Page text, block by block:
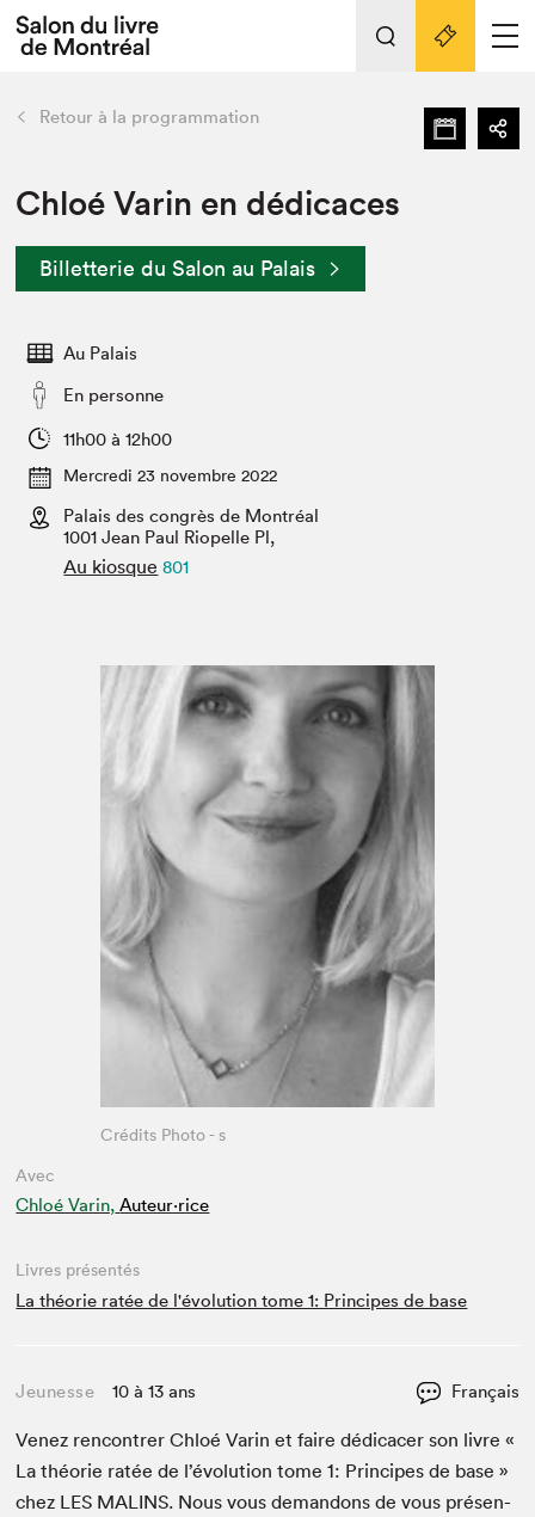
Espace exposant⋅e⋅s
Espace enseignant·e·s
Espace médias
L'événement
Préparer sa visite au Salon
Actualités
SLM PRO
retour Nos activités
Préparer sa visite
Salon dans la ville et en ligne
Projets partenaires
Liens pratiques
Retour à la programmation
Chloé Varin en dédicaces
Billetterie du Salon au Palais
Au Palais
En personne
11h00 à 12h00
Mercredi 23 novembre 2022
Palais des congrès de Montréal
1001 Jean Paul Riopelle Pl,
Au kiosque 801
Avec
Chloé Varin, Auteur·rice
Crédits Photo - s
Livres présentés
La théorie ratée de l'évolution tome 1: Principes de base
Jeunesse 10 à 13 ans Français
Venez ren­con­tr­er Chloé Varin et faire dédi­cac­er son livre «
La théorie ratée de l’évo­lu­tion tome1: Principes de base »
chez LES MALINS. Nous vous deman­dons de vous présen­